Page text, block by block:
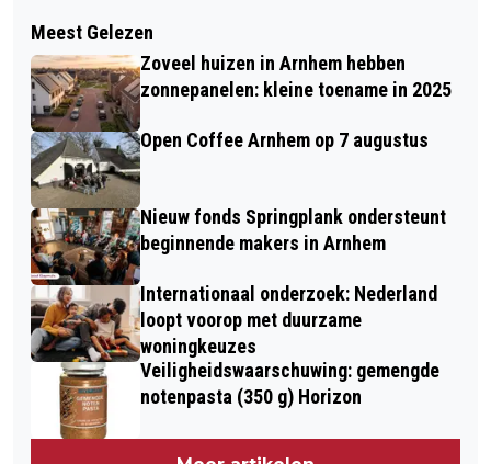
MUZIKAAL CONCERT IN HET COLOFON
OP 29 APRIL: DE KLANK VAN DE
HEILSTAAT
TERUGROEPACTIE PLUS HOLLANDSE
TOMATENSOEP
Meest Gelezen
Zoveel huizen in Arnhem hebben
zonnepanelen: kleine toename in 2025
Open Coffee Arnhem op 7 augustus
Nieuw fonds Springplank ondersteunt
beginnende makers in Arnhem
Internationaal onderzoek: Nederland
loopt voorop met duurzame
woningkeuzes
Veiligheidswaarschuwing: gemengde
notenpasta (350 g) Horizon